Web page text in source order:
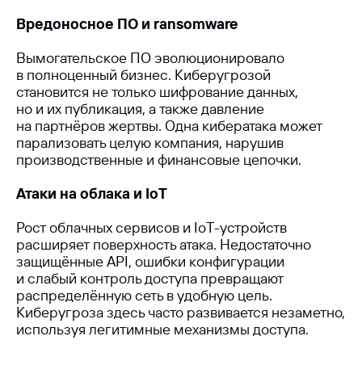
Вредоносное ПО и ransomware
Вымогательское ПО эволюционировало
в полноценный бизнес. Киберугрозой
становится не только шифрование данных,
но и их публикация, а также давление
на партнёров жертвы. Одна кибератака может
парализовать целую компания, нарушив
производственные и финансовые цепочки.
Атаки на облака и IoT
Рост облачных сервисов и IoT-устройств
расширяет поверхность атака. Недостаточно
защищённые API, ошибки конфигурации
и слабый контроль доступа превращают
распределённую сеть в удобную цель.
Киберугроза здесь часто развивается незаметно,
используя легитимные механизмы доступа.